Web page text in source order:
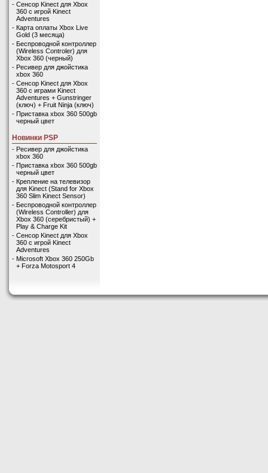
- Сенсор Kinect для Xbox
360 с игрой Kinect
Adventures
- Карта оплаты Xbox Live
Gold (3 месяца)
- Беспроводной контроллер
(Wireless Controler) для
Xbox 360 (черный)
- Ресивер для джойстика
xbox 360
- Сенсор Kinect для Xbox
360 с играми Kinect
Adventures + Gunstringer
(ключ) + Fruit Ninja (ключ)
- Приставка xbox 360 500gb
черный цвет
Новинки PSP
- Ресивер для джойстика
xbox 360
- Приставка xbox 360 500gb
черный цвет
- Крепление на телевизор
для Kinect (Stand for Xbox
360 Slim Kinect Sensor)
- Беспроводной контроллер
(Wireless Controller) для
Xbox 360 (серебристый) +
Play & Charge Kit
- Сенсор Kinect для Xbox
360 с игрой Kinect
Adventures
- Microsoft Xbox 360 250Gb
+ Forza Motosport 4